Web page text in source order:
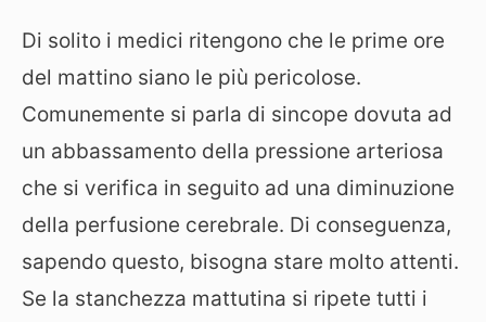
Di solito i medici ritengono che le prime ore
del mattino siano le più pericolose.
Comunemente si parla di sincope dovuta ad
un abbassamento della pressione arteriosa
che si verifica in seguito ad una diminuzione
della perfusione cerebrale. Di conseguenza,
sapendo questo, bisogna stare molto attenti.
Se la stanchezza mattutina si ripete tutti i